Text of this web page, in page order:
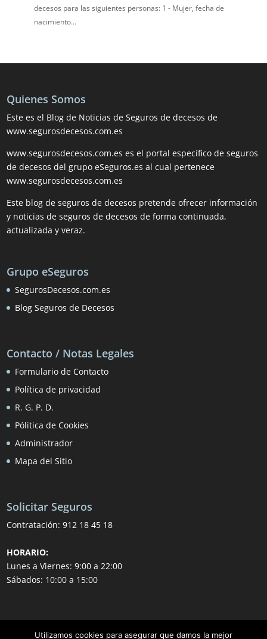
decesos para las siguientes personas: 1 - Mujer, fecha de
nacimiento…
Quienes Somos
Este es el Blog de Noticias de Seguros de decesos de
www.segurosdecesos.com.es
www.segurosdecesos.com.es es el portal específico de seguros
de decesos del grupo eSeguros.es al cual pertenece
www.segurosdecesos.com.es
Este blog de seguros de decesos pretende ofrecer información
y noticias de seguros de decesos de forma continuada,
actualizada y veraz.
Grupo eSeguros
SegurosDecesos.com.es
Blog Seguros de Decesos
Contacto / Notas Legales
Formulario de Contacto
Política de privacidad
R. G. P. D.
Pólitica de Cookies
Administrador
Mapa del Sitio
Solicitar Seguros
Contratación:912 18 45 18
HORARIO:
Lunes a Viernes: 9:00 a 22:00
Sábados: 10:00 a 15:00
Utilizamos cookies para asegurar que damos la mejor